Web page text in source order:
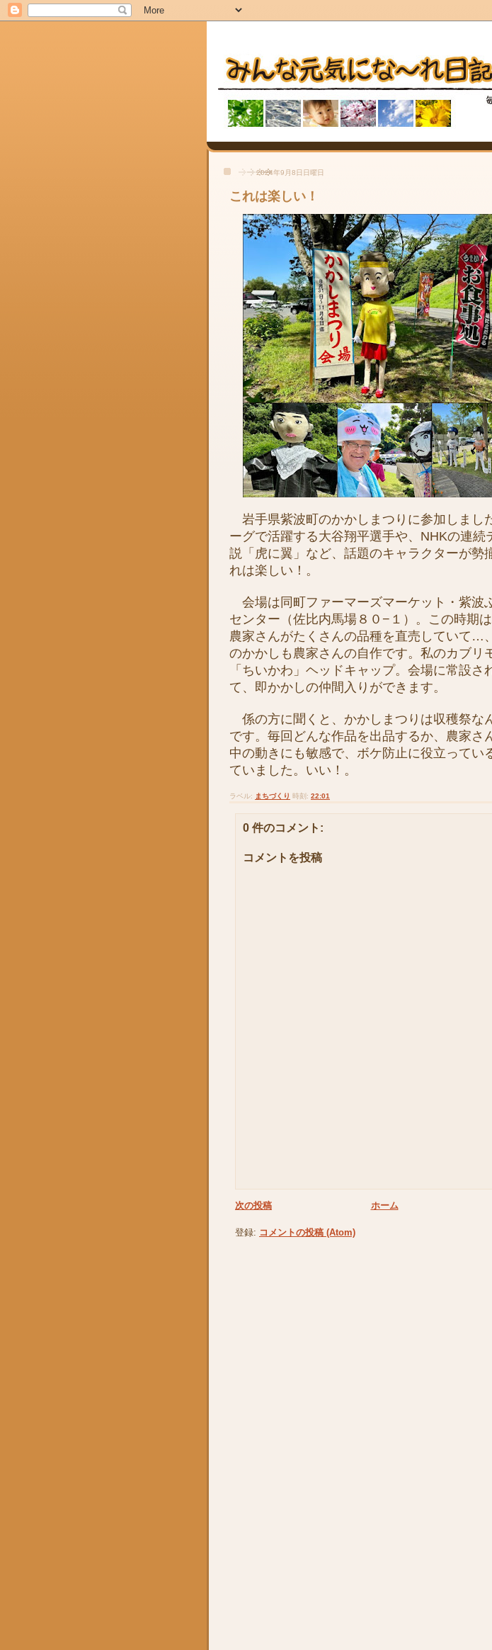
2024年9月8日日曜日
これは楽しい！
岩手県紫波町のかかしまつりに参加しまし
ーグで活躍する大谷翔平選手や、NHKの連続
説「虎に翼」など、話題のキャラクターが勢
れは楽しい！。
会場は同町ファーマーズマーケット・紫波
センター（佐比内馬場８０−１）。この時期
農家さんがたくさんの品種を直売していて…
のかかしも農家さんの自作です。私のカブリ
「ちいかわ」ヘッドキャップ。会場に常設さ
て、即かかしの仲間入りができます。
係の方に聞くと、かかしまつりは収穫祭な
です。毎回どんな作品を出品するか、農家さ
中の動きにも敏感で、ボケ防止に役立ってい
ていました。いい！。
ラベル: まちづくり 時刻: 22:01
0 件のコメント:
コメントを投稿
次の投稿 ホーム
登録: コメントの投稿 (Atom)